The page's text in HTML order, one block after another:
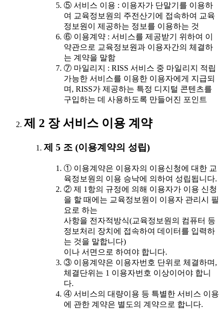
⑤ 서비스 이용 : 이용자가 단말기를 이용하
여 교육정보원의 주전산기에 접속하여 교육
정보원이 제공하는 정보를 이용하는 것
⑥ 이용계약 : 서비스를 제공받기 위하여 이
약관으로 교육정보원과 이용자간의 체결하
는 계약을 말함
⑦ 마일리지 : RISS 서비스 중 마일리지 적립
가능한 서비스를 이용한 이용자에게 지급되
며, RISS가 제공하는 특정 디지털 콘텐츠를
구입하는 데 사용하도록 만들어진 포인트
제 2 장 서비스 이용 계약
제 5 조 (이용계약의 성립)
① 이용계약은 이용자의 이용신청에 대한 교
육정보원의 이용 승낙에 의하여 성립됩니다.
② 제 1항의 규정에 의해 이용자가 이용 신청
을 할 때에는 교육정보원이 이용자 관리시 필
요로 하는
사항을 전자적방식(교육정보원의 컴퓨터 등
정보처리 장치에 접속하여 데이터를 입력하
는 것을 말합니다)
이나 서면으로 하여야 합니다.
③ 이용계약은 이용자번호 단위로 체결하며,
체결단위는 1 이용자번호 이상이어야 합니
다.
④ 서비스의 대량이용 등 특별한 서비스 이용
에 관한 계약은 별도의 계약으로 합니다.